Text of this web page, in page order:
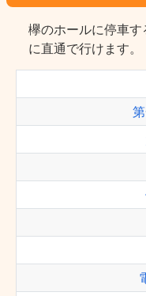
欅のホールに停車
に直通で行けます。